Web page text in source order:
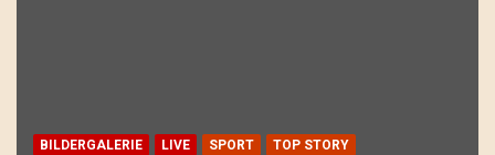
BILDERGALERIE LIVE SPORT TOP STORY